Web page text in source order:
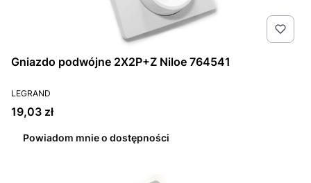
Gniazdo podwójne 2X2P+Z Niloe 764541
PRODUCENT
LEGRAND
Cena
19,03 zł
Powiadom mnie o dostępności